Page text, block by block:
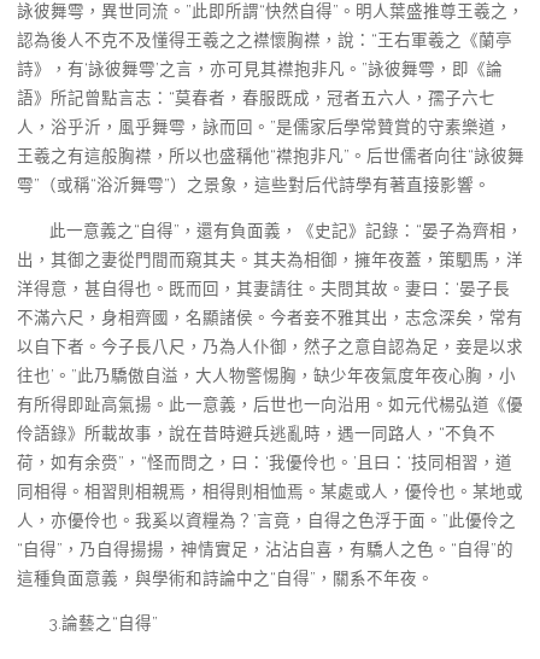
詠彼舞雩，異世同流。”此即所謂“快然自得”。明人葉盛推尊王羲之，
認為後人不克不及懂得王羲之之襟懷胸襟，說：“王右軍羲之《蘭亭
詩》，有‘詠彼舞雩’之言，亦可見其襟抱非凡。”詠彼舞雩，即《論
語》所記曾點言志：“莫春者，春服既成，冠者五六人，孺子六七
人，浴乎沂，風乎舞雩，詠而回。”是儒家后學常贊賞的守素樂道，
王羲之有這般胸襟，所以也盛稱他“襟抱非凡”。后世儒者向往“詠彼舞
雩”（或稱“浴沂舞雩”）之景象，這些對后代詩學有著直接影響。
此一意義之“自得”，還有負面義，《史記》記錄：“晏子為齊相，
出，其御之妻從門間而窺其夫。其夫為相御，擁年夜蓋，策駟馬，洋
洋得意，甚自得也。既而回，其妻請往。夫問其故。妻曰：‘晏子長
不滿六尺，身相齊國，名顯諸侯。今者妾不雅其出，志念深矣，常有
以自下者。今子長八尺，乃為人仆御，然子之意自認為足，妾是以求
往也’。”此乃驕傲自溢，大人物警惕胸，缺少年夜氣度年夜心胸，小
有所得即趾高氣揚。此一意義，后世也一向沿用。如元代楊弘道《優
伶語錄》所載故事，說在昔時避兵逃亂時，遇一同路人，“不負不
荷，如有余赍”，“怪而問之，曰：‘我優伶也。’且曰：‘技同相習，道
同相得。相習則相親焉，相得則相恤焉。某處或人，優伶也。某地或
人，亦優伶也。我奚以資糧為？’言竟，自得之色浮于面。”此優伶之
“自得”，乃自得揚揚，神情實足，沾沾自喜，有驕人之色。“自得”的
這種負面意義，與學術和詩論中之“自得”，關系不年夜。
3.論藝之“自得”